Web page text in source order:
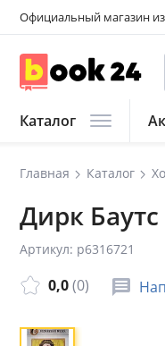
Официальный магазин
Каталог
Главная Каталог
Дирк Баутс
Артикул: p6316721
0,0(0)